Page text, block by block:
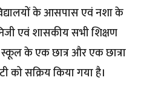
के आसपास एवं नशा के
एवं शासकीय सभी शिक्षण
स्कूल के एक छात्र और एक छात्रा
को सक्रिय किया गया है।